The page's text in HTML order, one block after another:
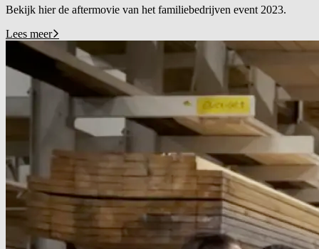
Bekijk hier de aftermovie van het familiebedrijven event 2023.
Lees meer